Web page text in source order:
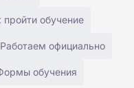
пройти обучение
Работаем официально
обучения